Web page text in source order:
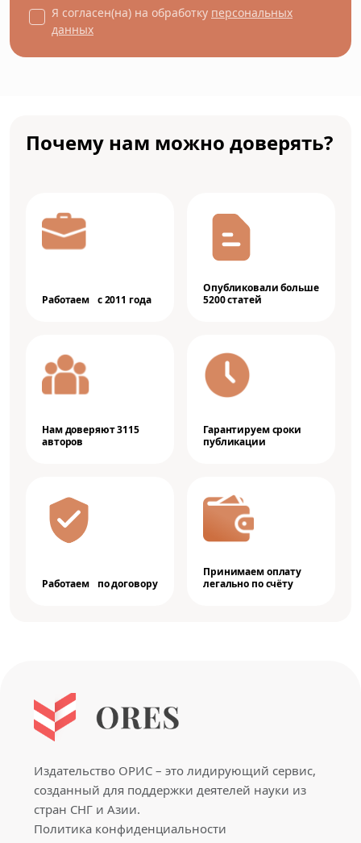
Я согласен(на) на обработку персональных
данных
Почему нам можно доверять?
Работаем с 2011 года
Опубликовали больше
5200 статей
Нам доверяют 3115
авторов
Гарантируем сроки
публикации
Работаем по договору
Принимаем оплату
легально по счёту
Издательство ОРИС – это лидирующий сервис,
созданный для поддержки деятелей науки из
стран СНГ и Азии.
Политика конфиденциальности